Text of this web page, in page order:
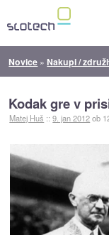
Novice » Nakupi /
Kodak gre v
Matej Huš ::9. jan 2012ob